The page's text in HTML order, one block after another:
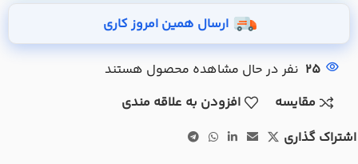
ارسال همین امروز کاری
25 نفر در حال مشاهده محصول هستند
مقایسه
افزودن به علاقه مندی
اشتراک گذاری